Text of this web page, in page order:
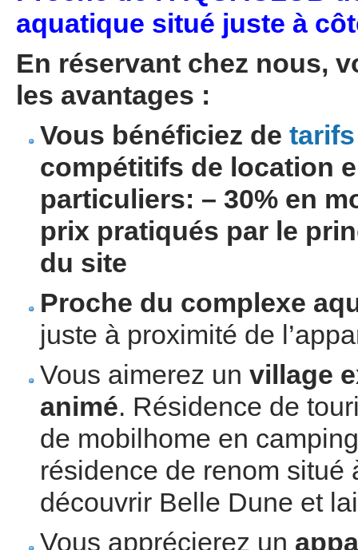
aquatique situé juste à
En réservant chez nous,
les avantages :
Vous bénéficiez de tarifs
compétitifs de location
particuliers: – 30% en
prix pratiqués par le
du site
Proche du complexe
juste à proximité de
Vous aimerez un village
animé. Résidence de
de mobilhome en
résidence de renom situé
découvrir Belle Dune et
Vous apprécierez un